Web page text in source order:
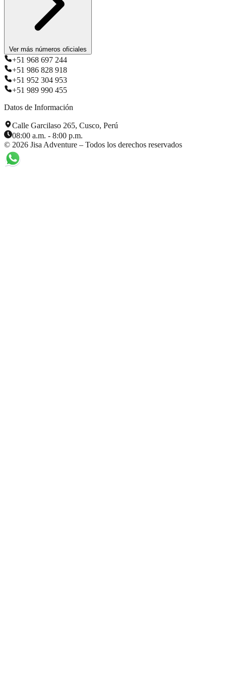
Ver más números oficiales
+51 968 697 244
+51 986 828 918
+51 952 304 953
+51 989 990 455
Datos de Información
Calle Garcilaso 265, Cusco, Perú
08:00 a.m. - 8:00 p.m.
© 2026 Jisa Adventure – Todos los derechos reservados